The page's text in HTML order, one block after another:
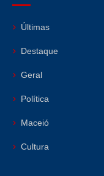
Últimas
Destaque
Geral
Política
Maceió
Cultura